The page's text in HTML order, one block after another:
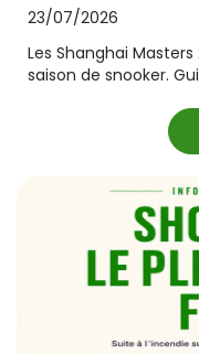
23/07/2026
Les Shanghai
saison de snooker.